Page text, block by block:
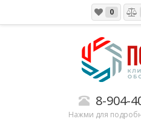
0
8-904-
Нажми для